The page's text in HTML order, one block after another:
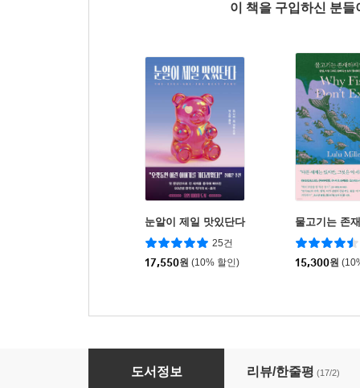
이 책을 구입하신 분
눈알이 제일 맛있단다
25건
17,550원 (10% 할인)
물고기는 존
15,300원
로맨스 유통기한
도서정보 리뷰/한줄평 (17/2)